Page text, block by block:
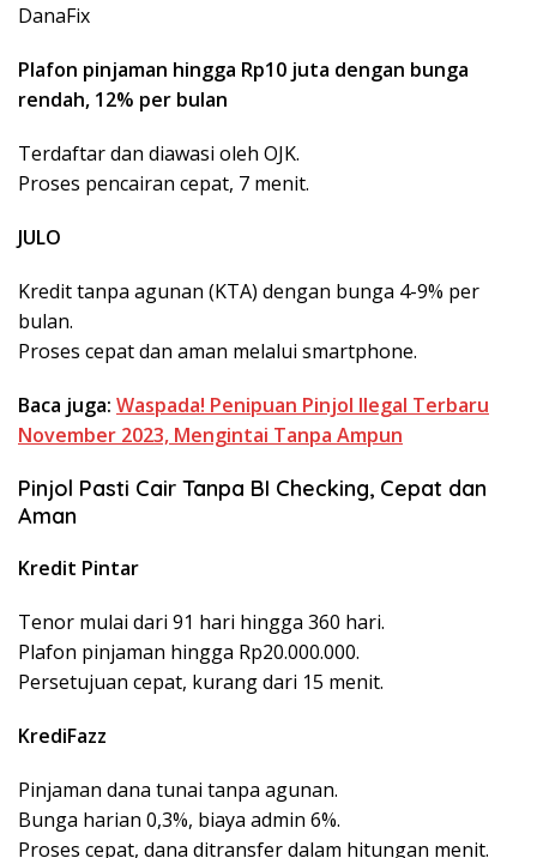
DanaFix
Plafon pinjaman hingga Rp10 juta dengan bunga
rendah, 12% per bulan
Terdaftar dan diawasi oleh OJK.
Proses pencairan cepat, 7 menit.
JULO
Kredit tanpa agunan (KTA) dengan bunga 4-9% per
bulan.
Proses cepat dan aman melalui smartphone.
Baca juga: Waspada! Penipuan Pinjol Ilegal Terbaru
November 2023, Mengintai Tanpa Ampun
Pinjol Pasti Cair Tanpa BI Checking, Cepat dan
Aman
Kredit Pintar
Tenor mulai dari 91 hari hingga 360 hari.
Plafon pinjaman hingga Rp20.000.000.
Persetujuan cepat, kurang dari 15 menit.
KrediFazz
Pinjaman dana tunai tanpa agunan.
Bunga harian 0,3%, biaya admin 6%.
Proses cepat, dana ditransfer dalam hitungan menit.